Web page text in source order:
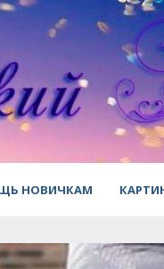
НОВИЧКАМ